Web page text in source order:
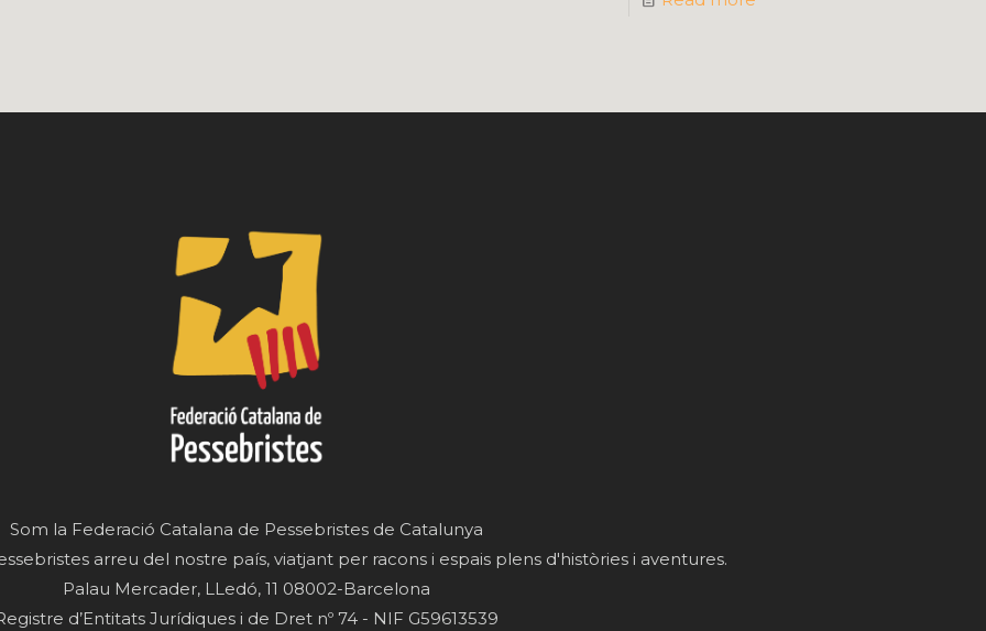
Som la Federació Catalana de Pessebristes de Catalunya
arreu del nostre país, viatjant per racons i espais plens d'històries i aventures.
Palau Mercader, LLedó, 11 08002-Barcelona
d’Entitats Jurídiques i de Dret nº 74 - NIF G59613539